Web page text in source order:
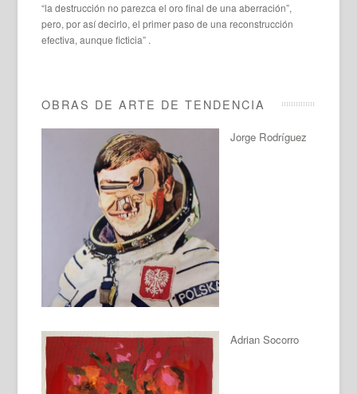
“la destrucción no parezca el oro final de una aberración”,
pero, por así decirlo, el primer paso de una reconstrucción
efectiva, aunque ficticia” .
OBRAS DE ARTE DE TENDENCIA
Jorge Rodríguez
Adrian Socorro